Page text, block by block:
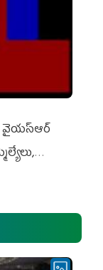
వైయ‌స్ఆర్